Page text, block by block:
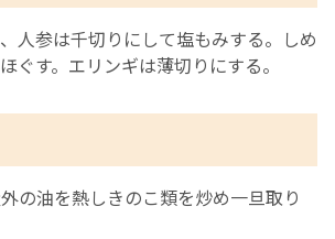
人参は千切りにして塩もみする。しめ
ぐす。エリンギは薄切りにする。
の油を熱しきのこ類を炒め一旦取り